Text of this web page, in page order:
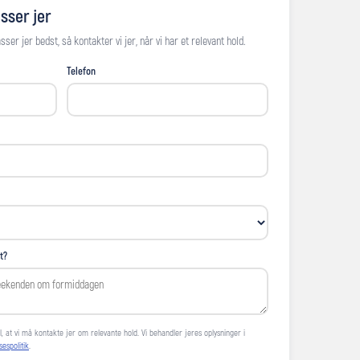
jer
jer bedst, så kontakter vi jer, når vi har et relevant hold.
Telefon
at vi må kontakte jer om relevante hold. Vi behandler jeres oplysninger i
.